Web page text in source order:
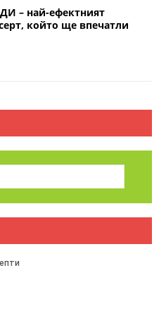
– най-ефектният
който ще впечатли